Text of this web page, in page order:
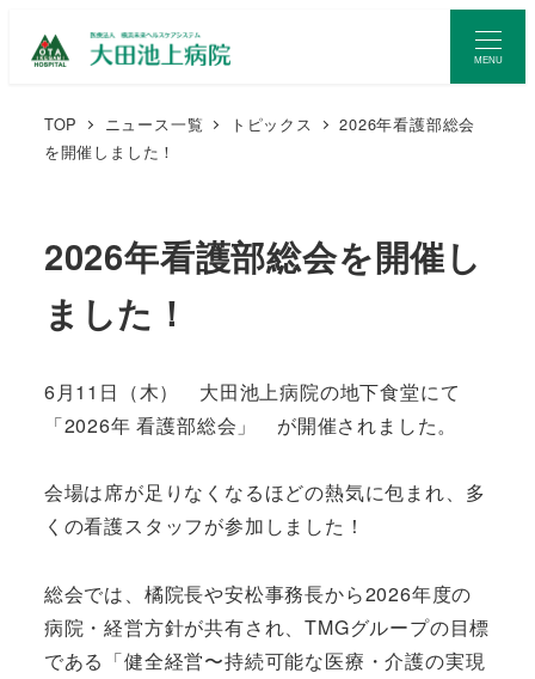
MENU
TOP ニュース一覧 トピックス
2026年看護部総会
を開催しました！
2026年看護部総会を開催し
ました！
6月11日（木） 大田池上病院の地下食堂にて
「2026年 看護部総会」 が開催されました。
会場は席が足りなくなるほどの熱気に包まれ、多
くの看護スタッフが参加しました！
総会では、橘院長や安松事務長から2026年度の
病院・経営方針が共有され、TMGグループの目標
である「健全経営〜持続可能な医療・介護の実現